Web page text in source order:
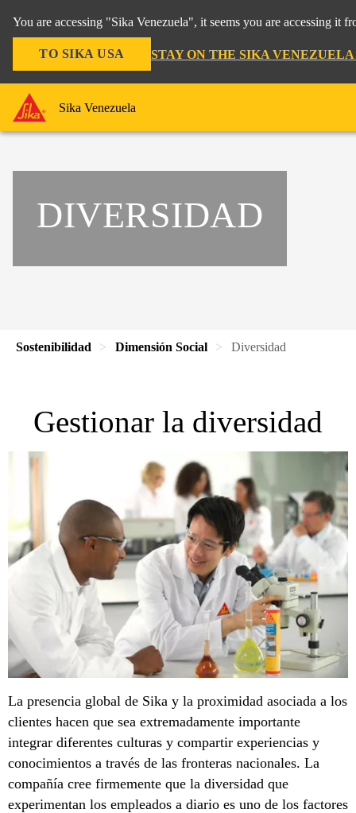
You are accessing "Sika Venezuela", it seems you are accessing it
TO SIKA USA STAY ON THE SIKA
Sika Venezuela
DIVERSIDAD
Sostenibilidad Dimensión Social Diversidad
Gestionar la diversidad
La presencia global de Sika y la proximidad asociada a los
clientes hacen que sea extremadamente importante
integrar diferentes culturas y compartir experiencias y
conocimientos a través de las fronteras nacionales. La
compañía cree firmemente que la diversidad que
experimentan los empleados a diario es uno de los factores